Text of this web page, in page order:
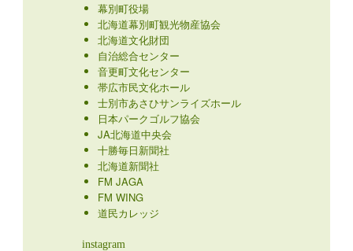
幕別町役場
北海道幕別町観光物産協会
北海道文化財団
自治総合センター
音更町文化センター
帯広市民文化ホール
士別市あさひサンライズホール
日本パークゴルフ協会
JA北海道中央会
十勝毎日新聞社
北海道新聞社
FM JAGA
FM WING
道民カレッジ
instagram